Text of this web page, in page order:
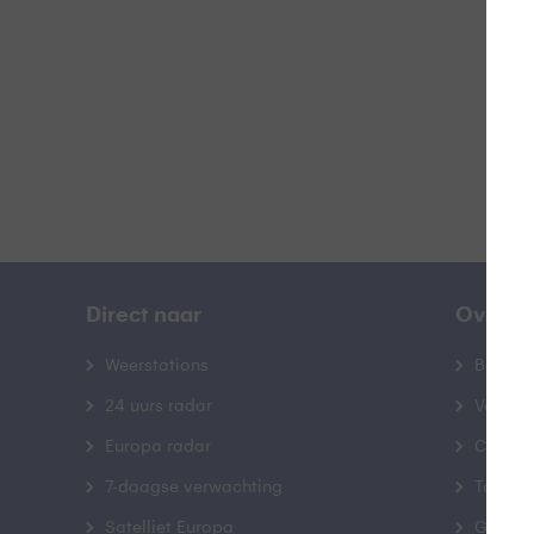
Direct naar
Weerstations
24 uurs radar
Europa radar
7-daagse verwachting
Satelliet Europa
Over
Contact